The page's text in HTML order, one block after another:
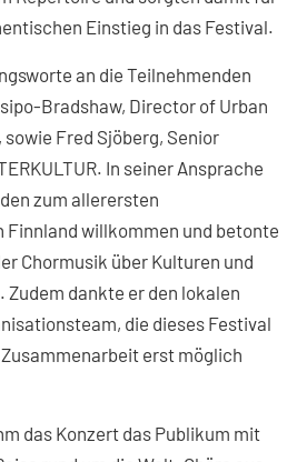
Einstieg in das Festival.
an die Teilnehmenden
Bradshaw, Director of Urban
Fred Sjöberg, Senior
In seiner Ansprache
zum allerersten
Finnland willkommen und betonte
Chormusik über Kulturen und
dankte er den lokalen
die dieses Festival
erst möglich
das Konzert das Publikum mit